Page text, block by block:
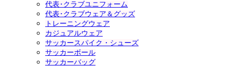
代表･クラブユニフォーム
代表･クラブウェア＆グッズ
トレーニングウェア
カジュアルウェア
サッカースパイク・シューズ
サッカーボール
サッカーバッグ